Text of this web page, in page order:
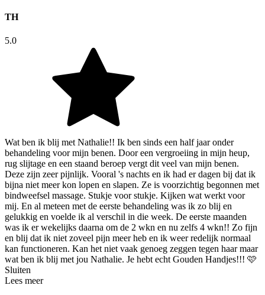
TH
5.0
Wat ben ik blij met Nathalie!! Ik ben sinds een half jaar onder
behandeling voor mijn benen. Door een vergroeiing in mijn heup,
rug slijtage en een staand beroep vergt dit veel van mijn benen.
Deze zijn zeer pijnlijk. Vooral 's nachts en ik had er dagen bij dat ik
bijna niet meer kon lopen en slapen. Ze is voorzichtig begonnen met
bindweefsel massage. Stukje voor stukje. Kijken wat werkt voor
mij. En al meteen met de eerste behandeling was ik zo blij en
gelukkig en voelde ik al verschil in die week. De eerste maanden
was ik er wekelijks daarna om de 2 wkn en nu zelfs 4 wkn!! Zo fijn
en blij dat ik niet zoveel pijn meer heb en ik weer redelijk normaal
kan functioneren. Kan het niet vaak genoeg zeggen tegen haar maar
wat ben ik blij met jou Nathalie. Je hebt echt Gouden Handjes!!! 🩷
Sluiten
Lees meer